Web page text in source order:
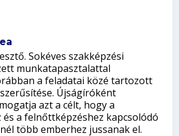
Sokéves szakképzési
munkatapasztalattal
a feladatai közé tartozott
Újságíróként
azt a célt, hogy a
és a felnőttképzéshez kapcsolódó
több emberhez jussanak el.